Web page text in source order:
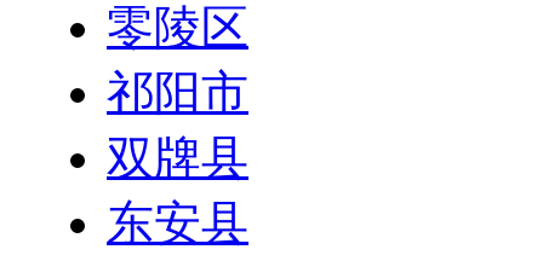
零陵区
祁阳市
双牌县
东安县